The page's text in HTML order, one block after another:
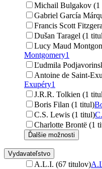
Michail Bulgakov (1
Gabriel García
Francis Scott
Dušan Taragel (1
Lucy Maud
Montgomery1
Ľudmila
Antoine de Saint-
Exupéry1
J.R.R. Tolkien (1
Boris Filan (1 titul)
C.S. Lewis (1 titul)
Charlotte Brontë (1
Ďalšie možnosti
Vydavateľstvo
A.L.I. (67 titulov)